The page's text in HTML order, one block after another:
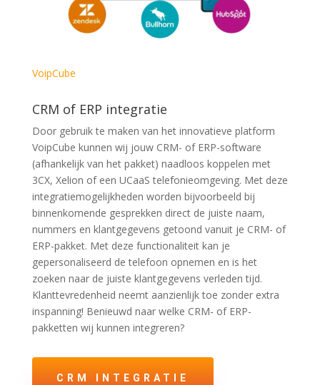
VoipCube
CRM of ERP integratie
Door gebruik te maken van het innovatieve platform
VoipCube kunnen wij jouw CRM- of ERP-software
(afhankelijk van het pakket) naadloos koppelen met
3CX, Xelion of een UCaaS telefonieomgeving. Met deze
integratiemogelijkheden worden bijvoorbeeld bij
binnenkomende gesprekken direct de juiste naam,
nummers en klantgegevens getoond vanuit je CRM- of
ERP-pakket. Met deze functionaliteit kan je
gepersonaliseerd de telefoon opnemen en is het
zoeken naar de juiste klantgegevens verleden tijd.
Klanttevredenheid neemt aanzienlijk toe zonder extra
inspanning! Benieuwd naar welke CRM- of ERP-
pakketten wij kunnen integreren?
CRM INTEGRATIE